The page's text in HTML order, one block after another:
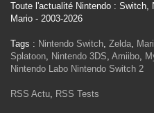
Toute l'actualité Nintendo : Switch,
Mario - 2003-2026
Tags : Nintendo Switch, Zelda,
Splatoon, Nintendo 3DS, Amiibo,
Nintendo Labo Nintendo Switch 2
RSS Actu, RSS Tests